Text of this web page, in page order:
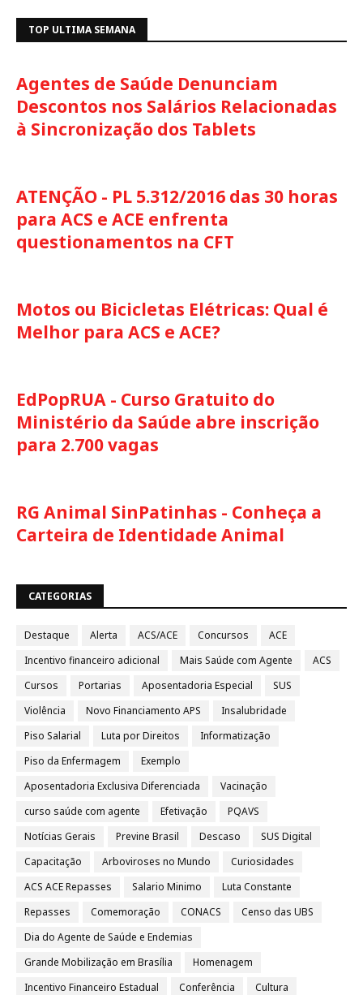
TOP ULTIMA SEMANA
Agentes de Saúde Denunciam
Descontos nos Salários Relacionadas
à Sincronização dos Tablets
ATENÇÃO - PL 5.312/2016 das 30 horas
para ACS e ACE enfrenta
questionamentos na CFT
Motos ou Bicicletas Elétricas: Qual é
Melhor para ACS e ACE?
EdPopRUA - Curso Gratuito do
Ministério da Saúde abre inscrição
para 2.700 vagas
RG Animal SinPatinhas - Conheça a
Carteira de Identidade Animal
CATEGORIAS
Destaque Alerta ACS/ACE Concursos
ACE
Incentivo financeiro adicional
Mais Saúde com Agente
ACS
Cursos
Portarias Aposentadoria Especial
SUS
Violência
Novo Financiamento APS
Insalubridade
Piso Salarial
Luta por Direitos
Informatização
Piso da Enfermagem
Exemplo
Aposentadoria Exclusiva Diferenciada
Vacinação
curso saúde com agente
Efetivação
PQAVS
Notícias Gerais
Previne Brasil Descaso
SUS Digital
Capacitação
Arboviroses no Mundo
Curiosidades
ACS ACE Repasses
Salario Minimo
Luta Constante
Repasses
Comemoração CONACS
Censo das UBS
Dia do Agente de Saúde e Endemias
Grande Mobilização em Brasília
Homenagem
Incentivo Financeiro Estadual
Conferência
Cultura